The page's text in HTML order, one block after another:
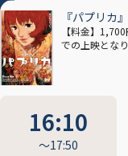
『パプリカ
【料金】
での上映となり
16:10
〜17:50